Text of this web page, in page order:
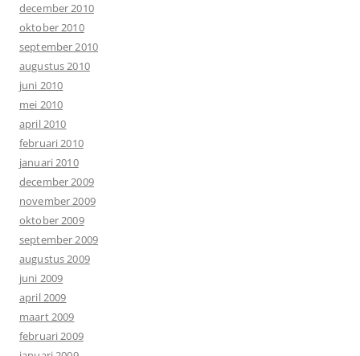
december 2010
oktober 2010
september 2010
augustus 2010
juni 2010
mei 2010
april 2010
februari 2010
januari 2010
december 2009
november 2009
oktober 2009
september 2009
augustus 2009
juni 2009
april 2009
maart 2009
februari 2009